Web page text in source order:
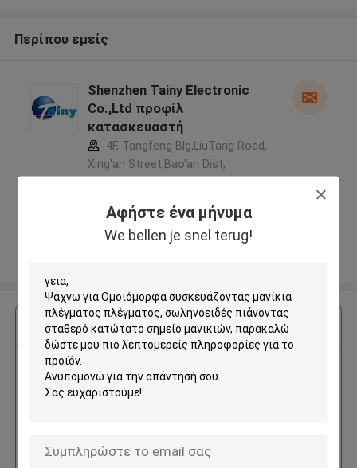
Αφήστε ένα μήνυμα
We bellen je snel terug!
Περίπου εμείς
Shenzhen Tainy Electronic
Co.,Ltd προφίλ
κατασκευαστή
4F, Tangfeng Blg,LiuTang Road,
Xing'an Street,Bao'an Dist,
Ελεγχμένος προμηθευτής
Αποκτήστε την καλύτερη τιμή για
Ομοιόμορφα συσκευάζοντας
μανίκια πλέγματος πλέγματος,